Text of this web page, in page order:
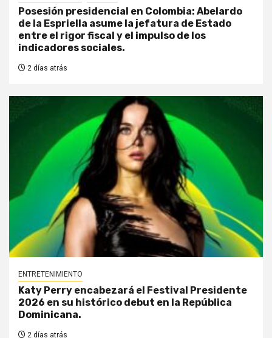
Posesión presidencial en Colombia: Abelardo
de la Espriella asume la jefatura de Estado
entre el rigor fiscal y el impulso de los
indicadores sociales.
2 días atrás
ENTRETENIMIENTO
Katy Perry encabezará el Festival Presidente
2026 en su histórico debut en la República
Dominicana.
2 días atrás